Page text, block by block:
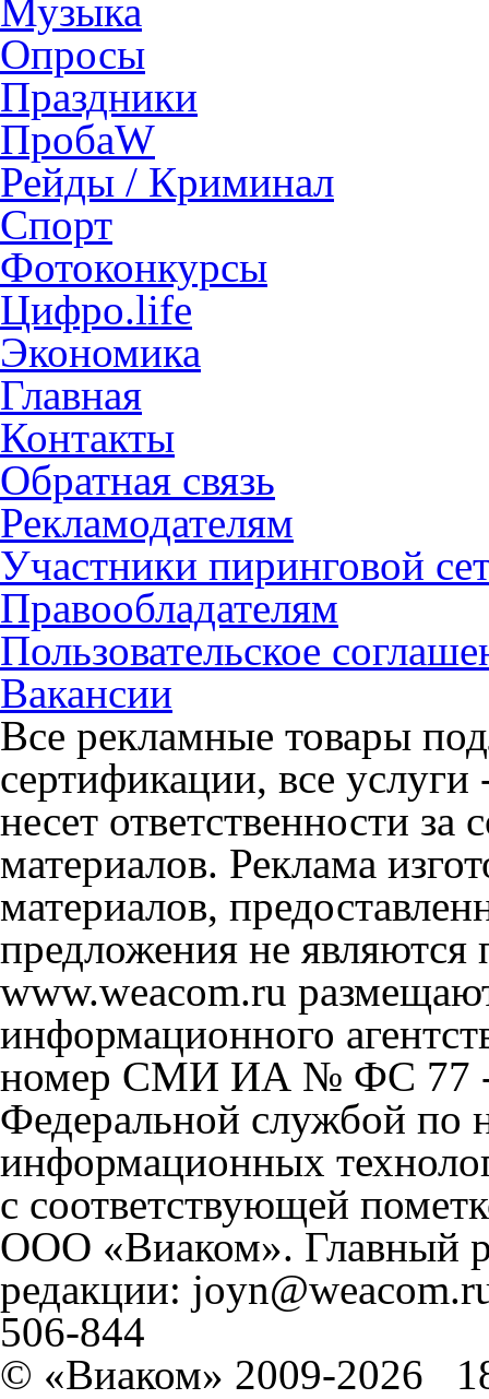
Музыка
Опросы
Праздники
ПробаW
Рейды / Криминал
Спорт
Фотоконкурсы
Цифро.life
Экономика
Главная
Контакты
Обратная связь
Рекламодателям
Участники пиринговой
Правообладателям
Пользовательское
Вакансии
Все рекламные товары
сертификации, все
несет ответственности
материалов. Реклама
материалов,
предложения не
www.weacom.ru
информационного
номер СМИ ИА № ФС 77 -
Федеральной службой по
информационных
с соответствующей
ООО «Виаком». Главный
редакции:
506-844
© «Виаком» 2009-2026